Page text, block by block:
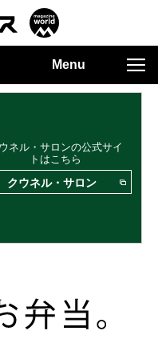
Menu
ネル・サロンの公式サイ
トはこちら
クウネル・サロン